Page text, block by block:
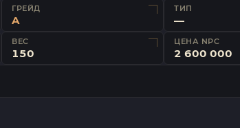
ГРЕЙД
A
ТИП
—
ВЕС
150
ЦЕНА NPC
2 600 000